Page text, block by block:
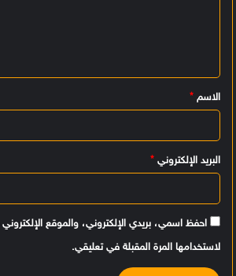
ي
ق
الاسم *
البريد الإلكتروني *
احفظ اسمي، بريدي الإلكتروني، والموقع
لاستخدامها المرة المقبلة في تعليقي.